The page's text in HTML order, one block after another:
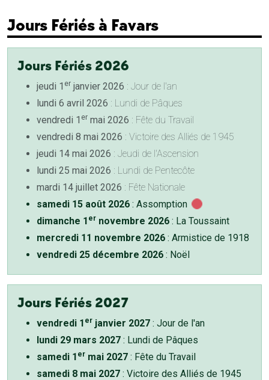
Jours Fériés à Favars
Jours Fériés 2026
jeudi 1 er janvier 2026 : Jour de l'an
lundi 6 avril 2026 : Lundi de Pâques
vendredi 1 er mai 2026 : Fête du Travail
vendredi 8 mai 2026 : Victoire des Alliés de 1945
jeudi 14 mai 2026 : Jeudi de l'Ascension
lundi 25 mai 2026 : Lundi de Pentecôte
mardi 14 juillet 2026 : Fête Nationale
samedi 15 août 2026 : Assomption
dimanche 1 er novembre 2026 : La Toussaint
mercredi 11 novembre 2026 : Armistice de 1918
vendredi 25 décembre 2026 : Noël
Jours Fériés 2027
vendredi 1 er janvier 2027 : Jour de l'an
lundi 29 mars 2027 : Lundi de Pâques
samedi 1 er mai 2027 : Fête du Travail
samedi 8 mai 2027 : Victoire des Alliés de 1945